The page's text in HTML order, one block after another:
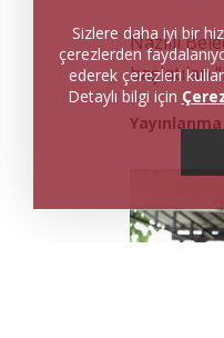
Nazilli
başlatılan
Sizlere daha iyi bir
çerezlerden
ederek çerezleri
Detaylı bilgi için